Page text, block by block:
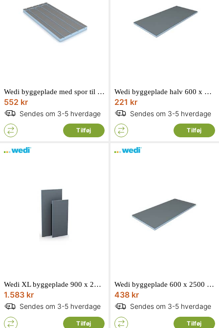
Wedi byggeplade med spor til gulvvarme 600 x 1240 mm. Tykkelse: 50 mm
552 kr
Sendes om 3-5 hverdage
Tilføj
Wedi byggeplade halv 600 x 1250 x 4 mm
221 kr
Sendes om 3-5 hverdage
Tilføj
Wedi XL byggeplade 900 x 2500 x 50 mm
1.583 kr
Sendes om 3-5 hverdage
Tilføj
Wedi byggeplade 600 x 2500 x 4 mm
438 kr
Sendes om 3-5 hverdage
Tilføj